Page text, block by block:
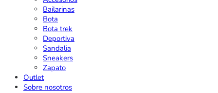
Bailarinas
Bota
Bota trek
Deportiva
Sandalia
Sneakers
Zapato
Outlet
Sobre nosotros